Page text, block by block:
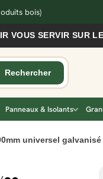
bois)
SUR LES
Panneaux & Isolants
universel galvanisé